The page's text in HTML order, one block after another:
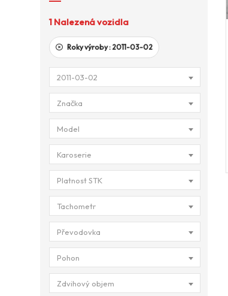
1 Nalezená vozidla
Roky výroby : 2011-03-02
2011-03-02
Značka
Model
Karoserie
Platnost STK
Tachometr
Převodovka
Pohon
Zdvihový objem